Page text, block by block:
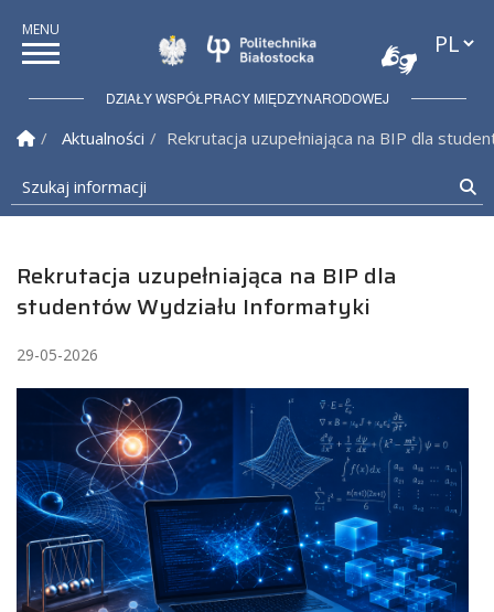
Politechnika
DZIAŁY WSPÓŁPRACY MIĘDZYNARODOWEJ
Strona Główna
Aktualności
Rekrutacja uzupełniająca na BIP dla
Szukaj informacji
Rekrutacja uzupełniająca na BIP dla
studentów Wydziału Informatyki
29-05-2026